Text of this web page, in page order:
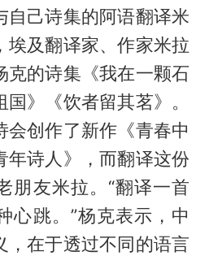
自己诗集的阿语翻译米
埃及翻译家、作家米拉
克的诗集《我在一颗石
》《饮者留其茗》。
会创作了新作《青春中
年诗人》，而翻译这份
朋友米拉。“翻译一首
心跳。”杨克表示，中
，在于透过不同的语言